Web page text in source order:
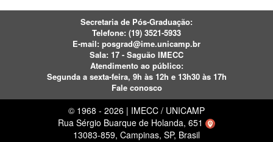
Secretaria de Pós-Graduação:
Telefone: (19) 3521-5933
E-mail: posgrad@ime.unicamp.br
Sala: 17 - Saguão IMECC
Atendimento ao público:
Segunda a sexta-feira, 9h às 12h e 13h30 às 17h
Fale conosco
© 1968 - 2026 | IMECC / UNICAMP
Rua Sérgio Buarque de Holanda, 651
13083-859, Campinas, SP, Brasil